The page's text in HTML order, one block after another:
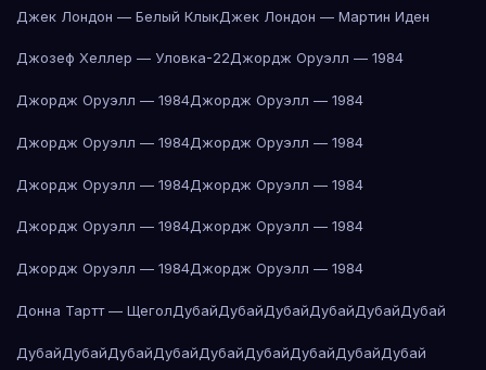
Джек Лондон — Белый КлыкДжек Лондон — Мартин Иден
Джозеф Хеллер — Уловка-22Джордж Оруэлл — 1984
Джордж Оруэлл — 1984Джордж Оруэлл — 1984
Джордж Оруэлл — 1984Джордж Оруэлл — 1984
Джордж Оруэлл — 1984Джордж Оруэлл — 1984
Джордж Оруэлл — 1984Джордж Оруэлл — 1984
Джордж Оруэлл — 1984Джордж Оруэлл — 1984
Донна Тартт — ЩеголДубайДубайДубайДубайДубайДубай
ДубайДубайДубайДубайДубайДубайДубайДубайДубай